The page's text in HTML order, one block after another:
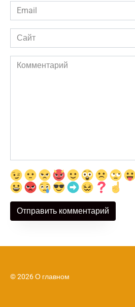
Email
*
Сайт
Комментарий
© 2026 О главном